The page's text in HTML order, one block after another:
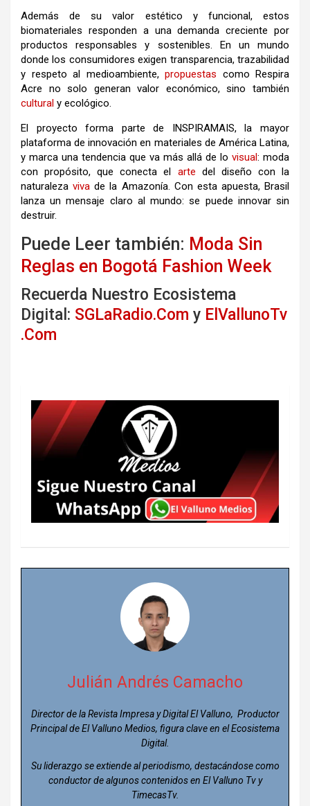
Además de su valor estético y funcional, estos
biomateriales responden a una demanda creciente por
productos responsables y sostenibles. En un mundo
donde los consumidores exigen transparencia, trazabilidad
y respeto al medioambiente, propuestas como Respira
Acre no solo generan valor económico, sino también
cultural y ecológico.
El proyecto forma parte de INSPIRAMAIS, la mayor
plataforma de innovación en materiales de América Latina,
y marca una tendencia que va más allá de lo visual: moda
con propósito, que conecta el arte del diseño con la
naturalezaviva de la Amazonía. Con esta apuesta, Brasil
lanza un mensaje claro al mundo: se puede innovar sin
destruir.
Puede Leer también: Moda Sin
Reglas en Bogotá Fashion Week
Recuerda Nuestro Ecosistema
Digital: SGLaRadio.Com y ElVallunoTv
.Com
Julián Andrés Camacho
Director de la Revista Impresa y Digital El Valluno, Productor
Principal de El Valluno Medios, figura clave en el Ecosistema
Digital.
Su liderazgo se extiende al periodismo, destacándose como
conductor de algunos contenidos en El Valluno Tv y
TimecasTv.